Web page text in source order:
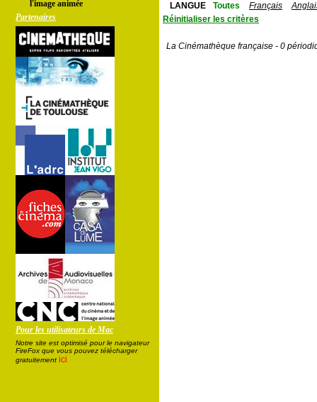
l'image animée
Partenaires
Pour les utilisateurs de Mac
Notre site est optimisé pour le navigateur
FireFox que vous pouvez télécharger
gratuitement ici
LANGUE
Toutes Français
Réinitialiser les critères
La Cinémathèque française - 0